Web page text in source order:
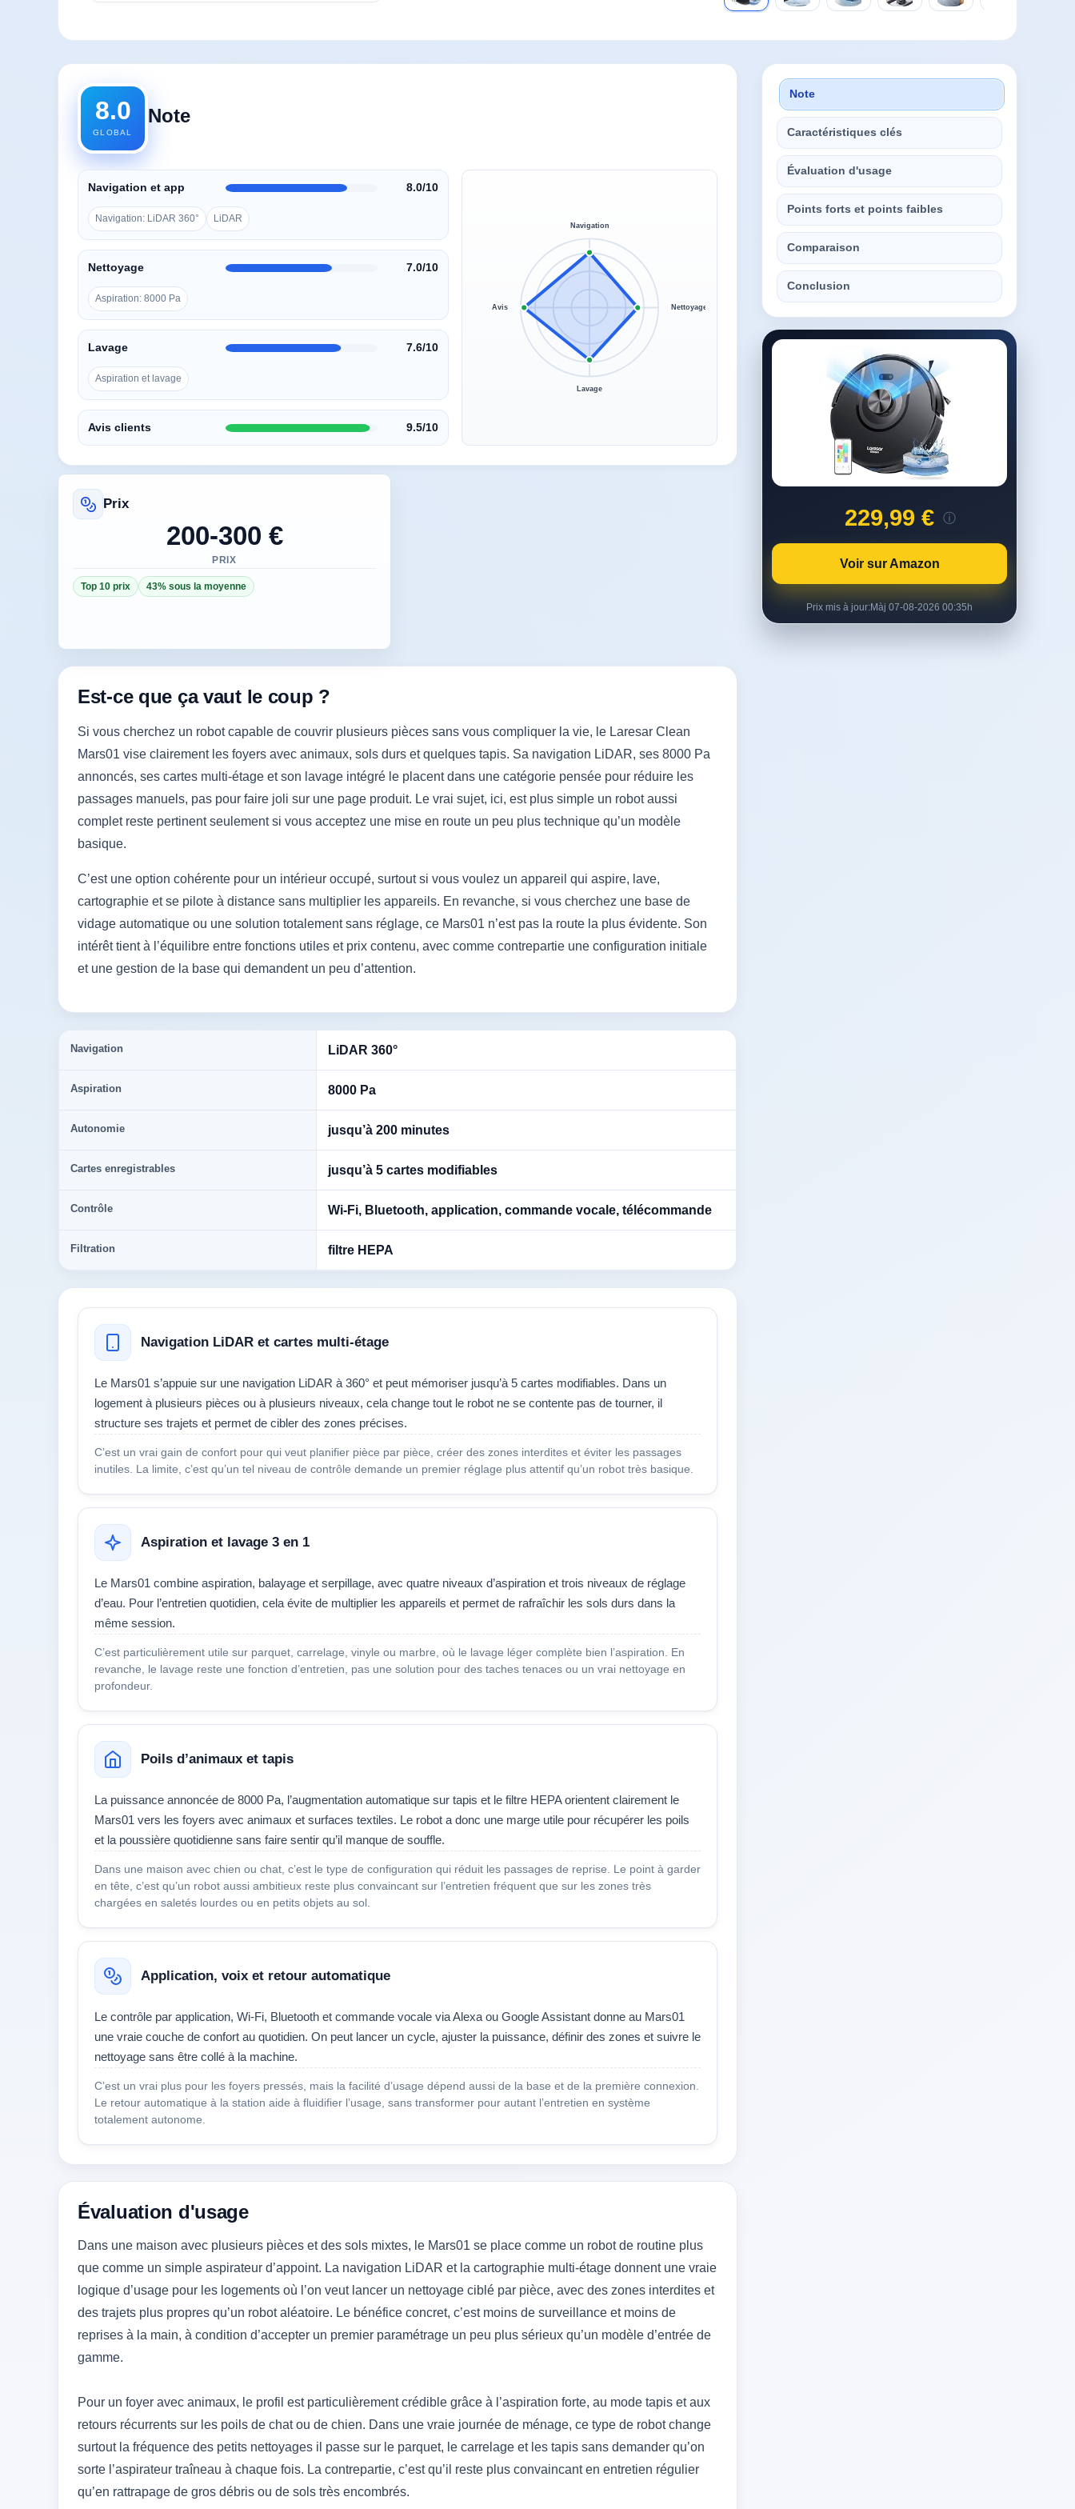
8.0
GLOBAL
Note
Navigation et app 8.0/10
Navigation: LiDAR 360° LiDAR
Nettoyage 7.0/10
Aspiration: 8000 Pa
Lavage 7.6/10
Aspiration et lavage
Avis clients 9.5/10
Navigation
Nettoyage
Lavage
Avis
Prix
200-300 €
PRIX
Top 10 prix 43% sous la moyenne
Est-ce que ça vaut le coup ?
Si vous cherchez un robot capable de couvrir plusieurs pièces sans vous compliquer la vie, le Laresar Clean
Mars01 vise clairement les foyers avec animaux, sols durs et quelques tapis. Sa navigation LiDAR, ses 8000 Pa
annoncés, ses cartes multi-étage et son lavage intégré le placent dans une catégorie pensée pour réduire les
passages manuels, pas pour faire joli sur une page produit. Le vrai sujet, ici, est plus simple un robot aussi
complet reste pertinent seulement si vous acceptez une mise en route un peu plus technique qu’un modèle
basique.
C’est une option cohérente pour un intérieur occupé, surtout si vous voulez un appareil qui aspire, lave,
cartographie et se pilote à distance sans multiplier les appareils. En revanche, si vous cherchez une base de
vidage automatique ou une solution totalement sans réglage, ce Mars01 n’est pas la route la plus évidente. Son
intérêt tient à l’équilibre entre fonctions utiles et prix contenu, avec comme contrepartie une configuration initiale
et une gestion de la base qui demandent un peu d’attention.
Navigation LiDAR 360°
Aspiration 8000 Pa
Autonomie jusqu’à 200 minutes
Cartes enregistrables jusqu’à 5 cartes modifiables
Contrôle Wi-Fi, Bluetooth, application, commande vocale, télécommande
Filtration filtre HEPA
Navigation LiDAR et cartes multi-étage
Le Mars01 s’appuie sur une navigation LiDAR à 360° et peut mémoriser jusqu’à 5 cartes modifiables. Dans un
logement à plusieurs pièces ou à plusieurs niveaux, cela change tout le robot ne se contente pas de tourner, il
structure ses trajets et permet de cibler des zones précises.
C’est un vrai gain de confort pour qui veut planifier pièce par pièce, créer des zones interdites et éviter les passages
inutiles. La limite, c’est qu’un tel niveau de contrôle demande un premier réglage plus attentif qu’un robot très basique.
Aspiration et lavage 3 en 1
Le Mars01 combine aspiration, balayage et serpillage, avec quatre niveaux d’aspiration et trois niveaux de réglage
d’eau. Pour l’entretien quotidien, cela évite de multiplier les appareils et permet de rafraîchir les sols durs dans la
même session.
C’est particulièrement utile sur parquet, carrelage, vinyle ou marbre, où le lavage léger complète bien l’aspiration. En
revanche, le lavage reste une fonction d’entretien, pas une solution pour des taches tenaces ou un vrai nettoyage en
profondeur.
Poils d’animaux et tapis
La puissance annoncée de 8000 Pa, l’augmentation automatique sur tapis et le filtre HEPA orientent clairement le
Mars01 vers les foyers avec animaux et surfaces textiles. Le robot a donc une marge utile pour récupérer les poils
et la poussière quotidienne sans faire sentir qu’il manque de souffle.
Dans une maison avec chien ou chat, c’est le type de configuration qui réduit les passages de reprise. Le point à garder
en tête, c’est qu’un robot aussi ambitieux reste plus convaincant sur l’entretien fréquent que sur les zones très
chargées en saletés lourdes ou en petits objets au sol.
Application, voix et retour automatique
Le contrôle par application, Wi-Fi, Bluetooth et commande vocale via Alexa ou Google Assistant donne au Mars01
une vraie couche de confort au quotidien. On peut lancer un cycle, ajuster la puissance, définir des zones et suivre le
nettoyage sans être collé à la machine.
C’est un vrai plus pour les foyers pressés, mais la facilité d’usage dépend aussi de la base et de la première connexion.
Le retour automatique à la station aide à fluidifier l’usage, sans transformer pour autant l’entretien en système
totalement autonome.
Évaluation d'usage
Dans une maison avec plusieurs pièces et des sols mixtes, le Mars01 se place comme un robot de routine plus
que comme un simple aspirateur d’appoint. La navigation LiDAR et la cartographie multi-étage donnent une vraie
logique d’usage pour les logements où l’on veut lancer un nettoyage ciblé par pièce, avec des zones interdites et
des trajets plus propres qu’un robot aléatoire. Le bénéfice concret, c’est moins de surveillance et moins de
reprises à la main, à condition d’accepter un premier paramétrage un peu plus sérieux qu’un modèle d’entrée de
gamme.
Pour un foyer avec animaux, le profil est particulièrement crédible grâce à l’aspiration forte, au mode tapis et aux
retours récurrents sur les poils de chat ou de chien. Dans une vraie journée de ménage, ce type de robot change
surtout la fréquence des petits nettoyages il passe sur le parquet, le carrelage et les tapis sans demander qu’on
sorte l’aspirateur traîneau à chaque fois. La contrepartie, c’est qu’il reste plus convaincant en entretien régulier
qu’en rattrapage de gros débris ou de sols très encombrés.
Note
Caractéristiques clés
Évaluation d'usage
Points forts et points faibles
Comparaison
Conclusion
229,99 € ⓘ
Voir sur Amazon
Prix mis à jour:Màj 07-08-2026 00:35h